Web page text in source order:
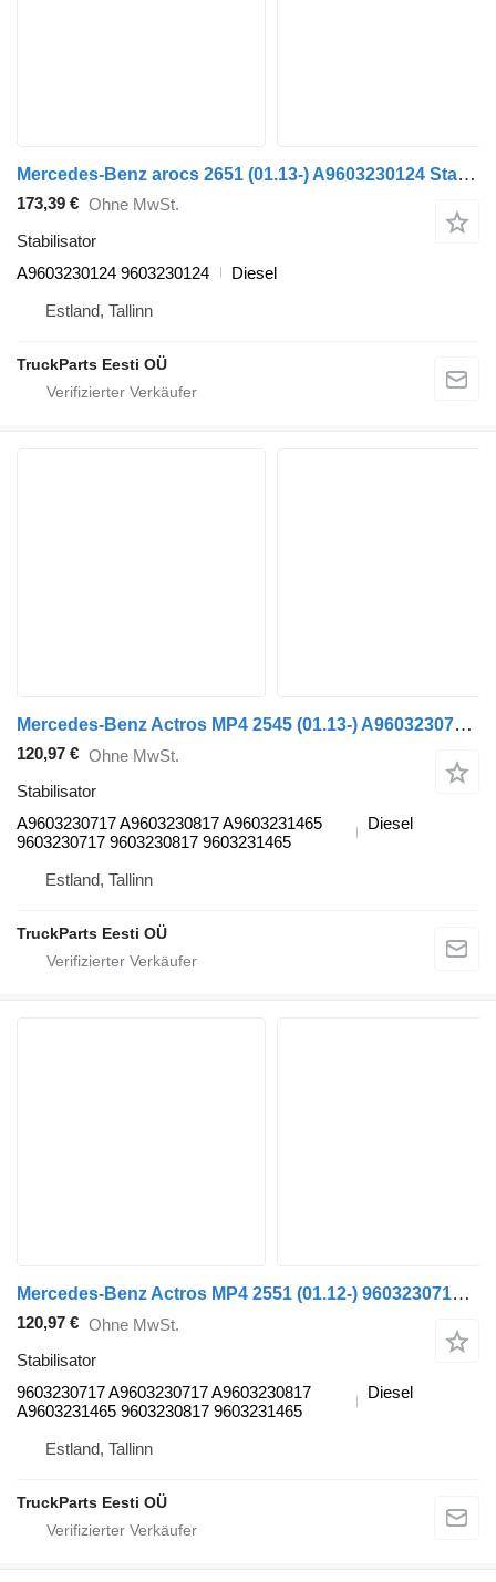
Mercedes-Benz arocs 2651 (01.13-) A9603230124 Stabilisator für Mercedes-Benz Actros MP4 Antos Arocs (2012-) Sattelzugmaschine
173,39 € Ohne MwSt.
Stabilisator
A9603230124 9603230124
Diesel
Estland, Tallinn
TruckParts Eesti OÜ
Mercedes-Benz Actros MP4 2545 (01.13-) A9603230717 Stabilisator für Mercedes-Benz Actros MP4 Antos Arocs (2012-) Sattelzugmaschine
120,97 € Ohne MwSt.
Stabilisator
A9603230717 A9603230817 A9603231465
9603230717 9603230817 9603231465
Diesel
Estland, Tallinn
TruckParts Eesti OÜ
Mercedes-Benz Actros MP4 2551 (01.12-) 9603230717 Stabilisator für Mercedes-Benz Actros MP4 Antos Arocs (2012-) Sattelzugmaschine
120,97 € Ohne MwSt.
Stabilisator
9603230717 A9603230717 A9603230817
A9603231465 9603230817 9603231465
Diesel
Estland, Tallinn
TruckParts Eesti OÜ